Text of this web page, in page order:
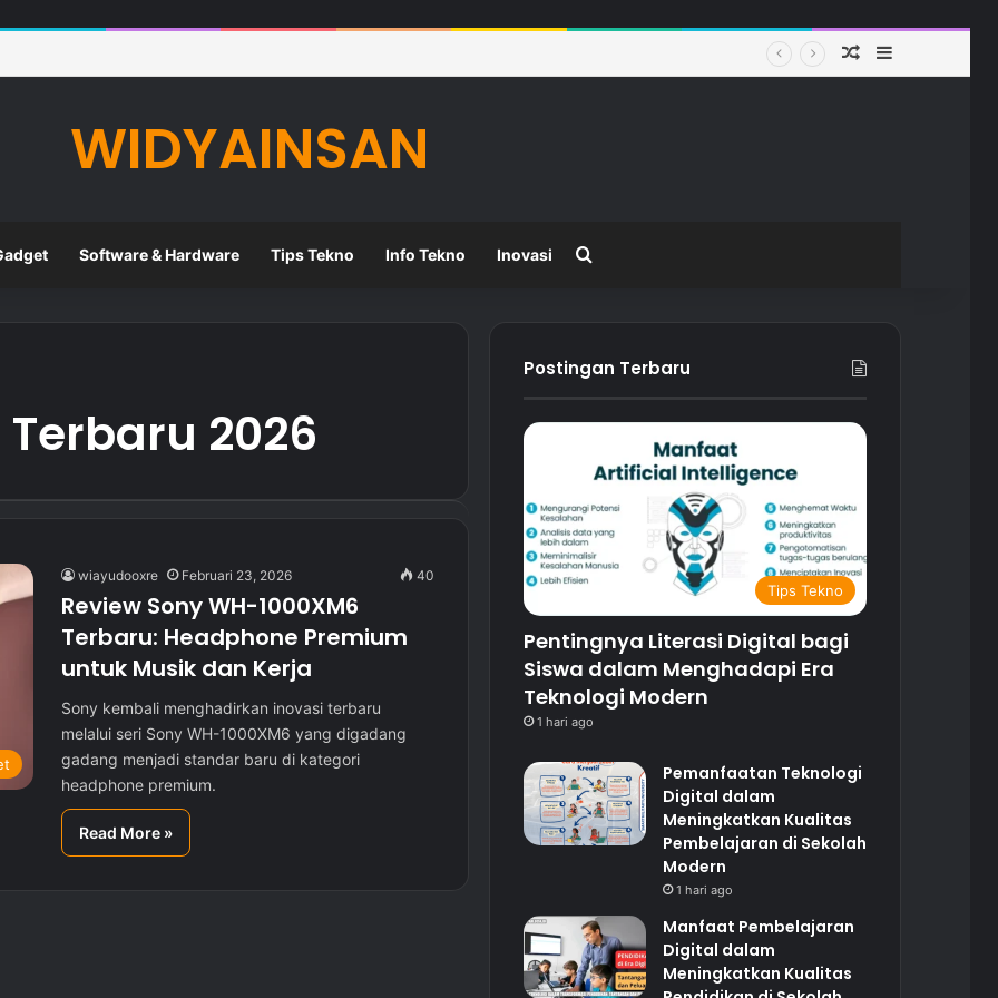
Random Article
Sidebar
WIDYAINSAN
Software & Hardware Tips Tekno Info Tekno Inovasi
2026
wiayudooxre Februari 23, 2026 40
Review Sony WH-1000XM6
Terbaru: Headphone Premium
untuk Musik dan Kerja
Sony kembali menghadirkan inovasi terbaru
melalui seri Sony WH-1000XM6 yang digadang
gadang menjadi standar baru di kategori
headphone premium.
Read More »
Postingan Terbaru
Tips Tekno
Pentingnya Literasi Digital bagi
Siswa dalam Menghadapi Era
Teknologi Modern
1 hari ago
Pemanfaatan Teknologi
Digital dalam
Meningkatkan Kualitas
Pembelajaran di Sekolah
Modern
1 hari ago
Manfaat Pembelajaran
Digital dalam
Meningkatkan Kualitas